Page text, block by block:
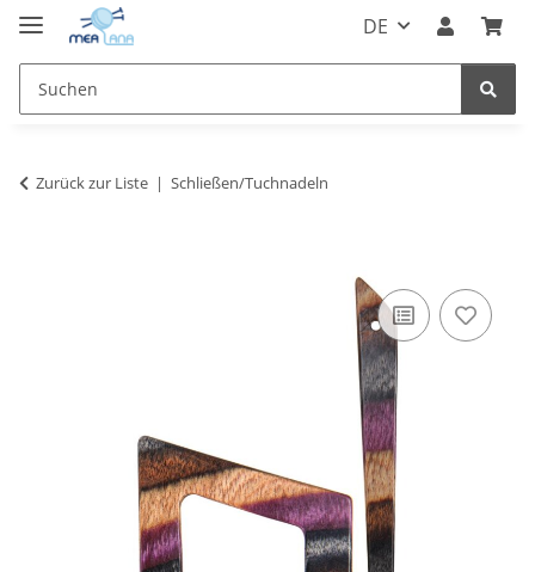
DE
Zurück zur Liste Schließen/Tuchnadeln